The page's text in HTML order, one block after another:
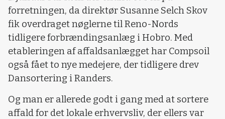
forretningen, da direktør Susanne Selch Skov
fik overdraget nøglerne til Reno-Nords
tidligere forbrændingsanlæg i Hobro. Med
etableringen af affaldsanlægget har Compsoil
også fået to nye medejere, der tidligere drev
Dansortering i Randers.
Og man er allerede godt i gang med at sortere
affald for det lokale erhvervsliv, der ellers var